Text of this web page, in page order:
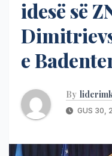
idesë së
e
By
GUS 30,